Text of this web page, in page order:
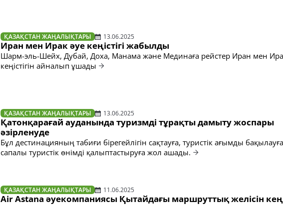
ҚАЗАҚСТАН ЖАҢАЛЫҚТАРЫ 13.06.2025
Иран мен Ирак әуе кеңістігі жабылды
Шарм-эль-Шейх, Дубай, Доха, Манама және Мединаға рейстер Иран мен
кеңістігін айналып ұшады
ҚАЗАҚСТАН ЖАҢАЛЫҚТАРЫ 13.06.2025
Қатонқарағай ауданында туризмді тұрақты дамыту жоспары
әзірленуде
Бұл дестинацияның табиғи бірегейлігін сақтауға, туристік ағымды
сапалы туристік өнімді қалыптастыруға жол ашады.
ҚАЗАҚСТАН ЖАҢАЛЫҚТАРЫ 11.06.2025
Air Astana әуекомпаниясы Қытайдағы маршруттық желіcін